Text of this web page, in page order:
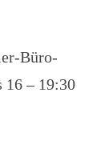
Büro-
16 – 19:30